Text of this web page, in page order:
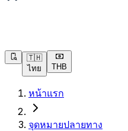
🇹🇭
ไทย
THB
หน้าแรก
จุดหมายปลายทาง